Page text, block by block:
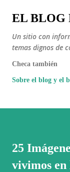
EL BLOG
Un sitio con
temas dignos de
Checa también
Sobre el blog y el
25
vivimos en